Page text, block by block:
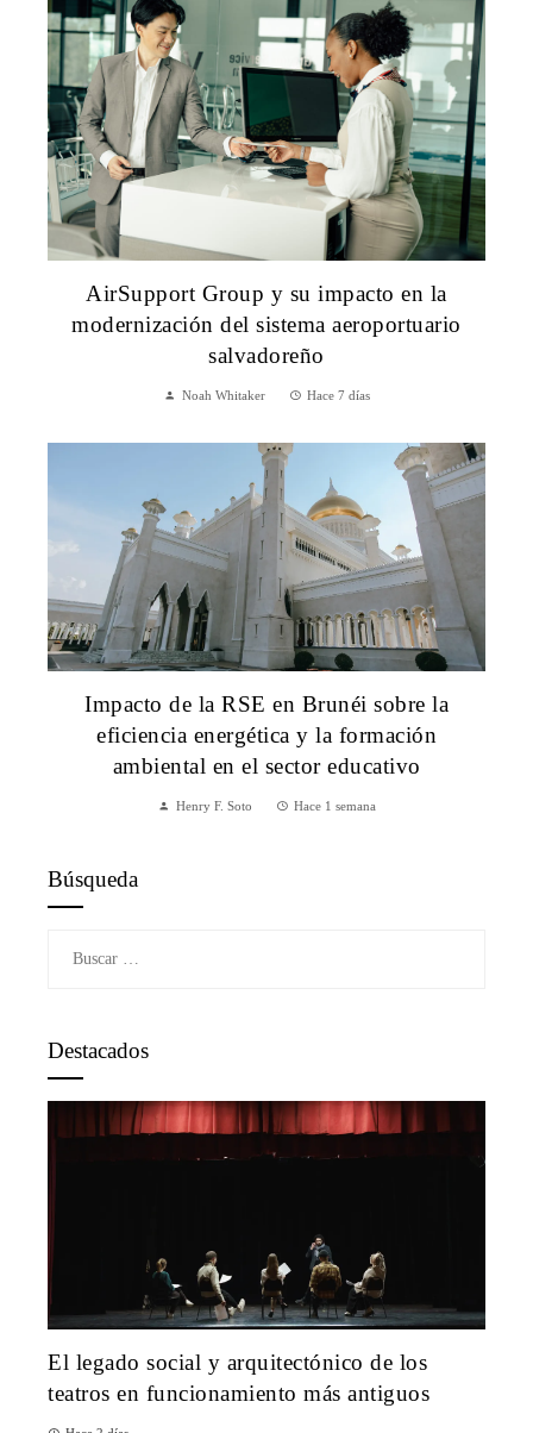
AirSupport Group y su impacto en la
modernización del sistema aeroportuario
salvadoreño
Noah Whitaker Hace 7 días
Impacto de la RSE en Brunéi sobre la
eficiencia energética y la formación
ambiental en el sector educativo
Henry F. Soto Hace 1 semana
Búsqueda
Destacados
El legado social y arquitectónico de los
teatros en funcionamiento más antiguos